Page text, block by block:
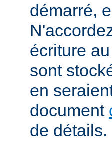
démarré,
écriture
sont
en
document
de détails.